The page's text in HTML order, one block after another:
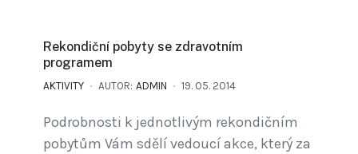
Rekondiční pobyty se zdravotním
programem
AKTIVITY AUTOR: ADMIN 19. 05. 2014
Podrobnosti k jednotlivým rekondičním
pobytům Vám sdělí vedoucí akce, který za